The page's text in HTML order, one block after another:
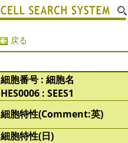
戻る
細胞番号 : 細胞名
HES0006 : SEES1
細胞特性(Comment:英)
細胞特性(日)